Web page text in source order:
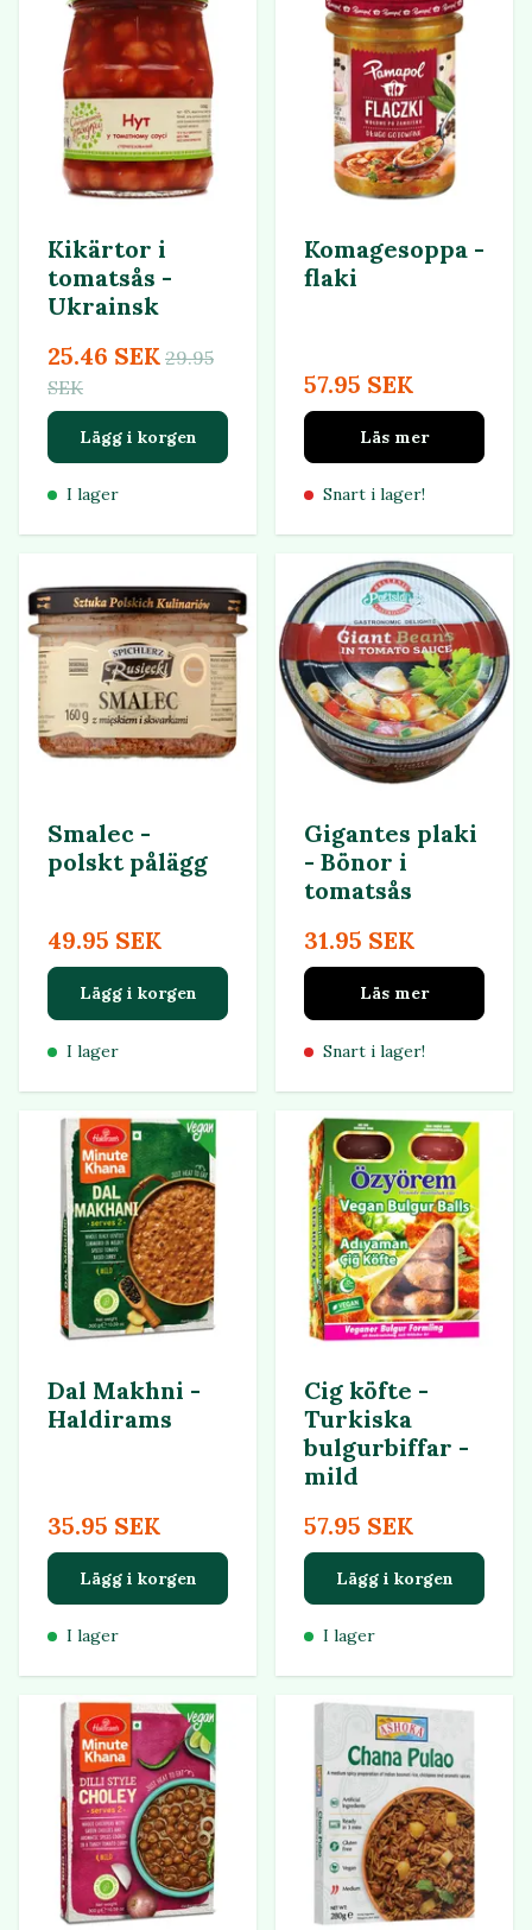
Kikärtor i
tomatsås -
Ukrainsk
25.46 SEK 29.95
SEK
Lägg i korgen
I lager
Komagesoppa -
flaki
57.95 SEK
Läs mer
Snart i lager!
Smalec -
polskt pålägg
49.95 SEK
Lägg i korgen
I lager
Gigantes plaki
- Bönor i
tomatsås
31.95 SEK
Läs mer
Snart i lager!
Dal Makhni -
Haldirams
35.95 SEK
Lägg i korgen
I lager
Cig köfte -
Turkiska
bulgurbiffar -
mild
57.95 SEK
Lägg i korgen
I lager